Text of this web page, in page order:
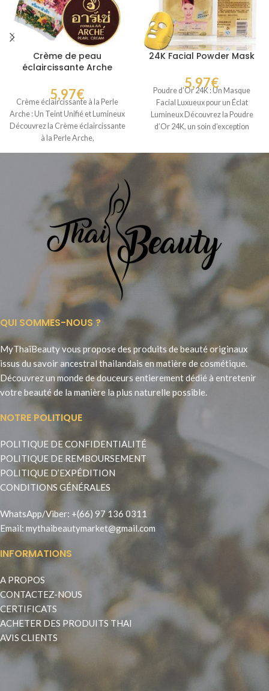
Crème de peau
éclaircissante Arche
5,97€
Crème éclaircissante à la Perle
Arche : Un Teint Unifié et Lumineux
Découvrez la Crème éclaircissante
à la Perle Arche,
24K Facial Powder Mask
5,97€
Poudre d’Or 24K : Un Masque
Facial Luxueux pour un Éclat
Lumineux Découvrez la Poudre
d’Or 24K, un soin d’exception
QUI SOMMES-NOUS ?
MyThaïBeauty vous propose des produits de beauté originaux
issus du savoir ancestral thailandais en matière de cosmétique.
Découvrez un monde de douceurs entierement dédié à entretenir
votre beauté de la manière la plus naturelle possible.
NOTRE POLITIQUE
POLITIQUE DE CONFIDENTIALITÉ
POLITIQUE DE REMBOURSEMENT
POLITIQUE D’EXPÉDITION
CONDITIONS GÉNÉRALES
WhatsApp/Viber: +(66) 97 136 0311
Email: mythaibeautymarket@gmail.com
INFORMATIONS
A PROPOS
CONTACTEZ-NOUS
CERTIFICATS
ACHETER DES PRODUITS THAI
AVIS CLIENTS